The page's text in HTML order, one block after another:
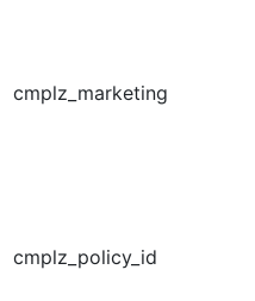
cmplz_marketing
cmplz_policy_id